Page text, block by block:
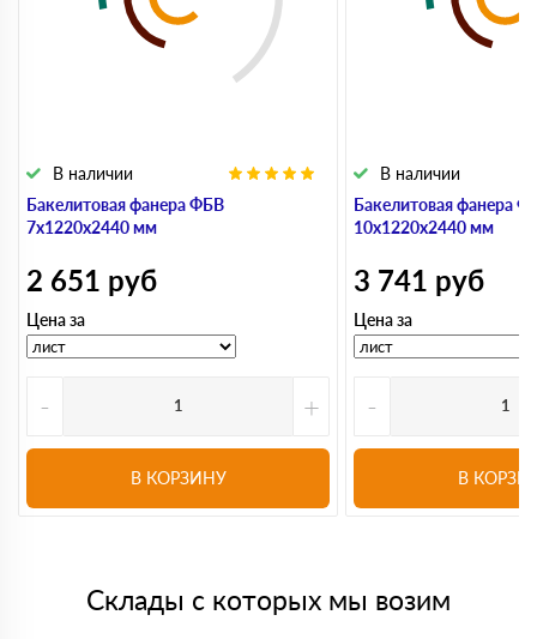
Бакелитовая фанера ФБВ
7х1220х2440 мм
В наличии
2 651 руб
Цена за
- +
В КОРЗИНУ
Бакелитовая фанера
10х1220х2440 мм
В наличии
3 741 руб
Цена за
-
В
Склады с которых мы возим